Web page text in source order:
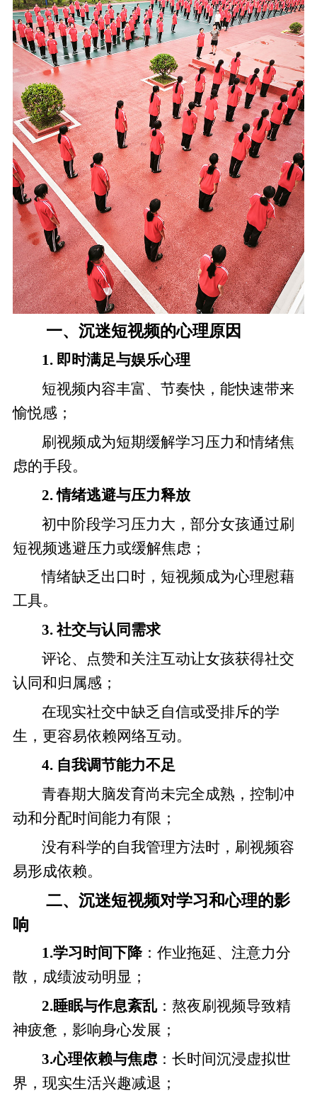
一、沉迷短视频的心理原因
1. 即时满足与娱乐心理
短视频内容丰富、节奏快，能快速带来
愉悦感；
刷视频成为短期缓解学习压力和情绪焦
虑的手段。
2. 情绪逃避与压力释放
初中阶段学习压力大，部分女孩通过刷
短视频逃避压力或缓解焦虑；
情绪缺乏出口时，短视频成为心理慰藉
工具。
3. 社交与认同需求
评论、点赞和关注互动让女孩获得社交
认同和归属感；
在现实社交中缺乏自信或受排斥的学
生，更容易依赖网络互动。
4. 自我调节能力不足
青春期大脑发育尚未完全成熟，控制冲
动和分配时间能力有限；
没有科学的自我管理方法时，刷视频容
易形成依赖。
二、沉迷短视频对学习和心理的影
响
1.学习时间下降：作业拖延、注意力分
散，成绩波动明显；
2.睡眠与作息紊乱：熬夜刷视频导致精
神疲惫，影响身心发展；
3.心理依赖与焦虑：长时间沉浸虚拟世
界，现实生活兴趣减退；